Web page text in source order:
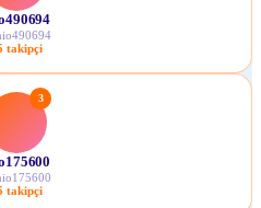
takipçi
3
takipçi